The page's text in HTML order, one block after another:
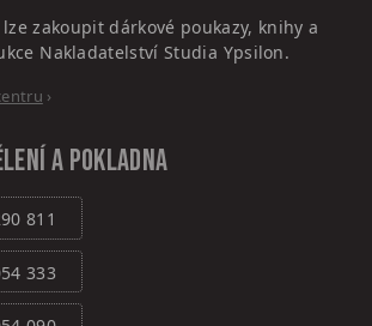
zakoupit dárkové poukazy, knihy a
Nakladatelství Studia Ypsilon.
›
a pokladna
811
333